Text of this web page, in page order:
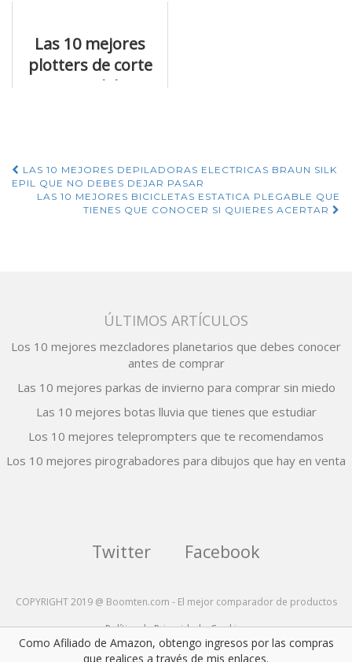
Las 10 mejores
plotters de corte
que no debes
Navegación
de
LAS 10 MEJORES DEPILADORAS ELECTRICAS BRAUN SILK
EPIL QUE NO DEBES DEJAR PASAR
LAS 10 MEJORES BICICLETAS ESTATICA PLEGABLE QUE
TIENES QUE CONOCER SI QUIERES ACERTAR
ÚLTIMOS ARTÍCULOS
Los 10 mejores mezcladores planetarios que debes conocer
antes de comprar
Las 10 mejores parkas de invierno para comprar sin miedo
Las 10 mejores botas lluvia que tienes que estudiar
Los 10 mejores teleprompters que te recomendamos
Los 10 mejores pirograbadores para dibujos que hay en venta
Twitter Facebook
COPYRIGHT 2019 @ Boomten.com - El mejor comparador de productos
Política de Privacidad y Cookies
Como Afiliado de Amazon, obtengo ingresos por las compras
que realices a través de mis enlaces.